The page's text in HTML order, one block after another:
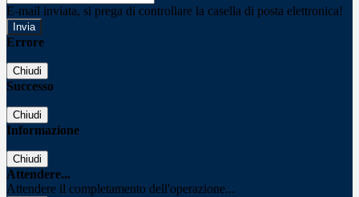
E-mail inviata, si prega di controllare la casella di posta elettronica!
Errore
Chiudi
Successo
Chiudi
Informazione
Chiudi
Attendere...
Attendere il completamento dell'operazione...